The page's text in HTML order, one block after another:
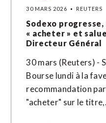
30 MARS 2026 REUTERS
Sodexo
« acheter » et
Directeur Général
30 mars (Reuters) -
Bourse lundi à la
recommandation
"acheter" sur le